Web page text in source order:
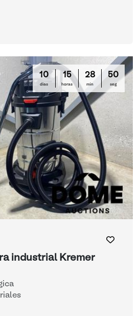
10
días
15
horas
28
min
49
seg
industrial Kremer